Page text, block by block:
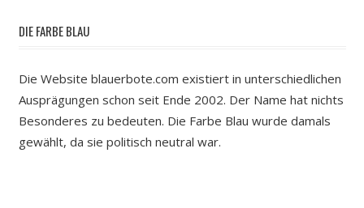
DIE FARBE BLAU
Die Website blauerbote.com existiert in unterschiedlichen
Ausprägungen schon seit Ende 2002. Der Name hat nichts
Besonderes zu bedeuten. Die Farbe Blau wurde damals
gewählt, da sie politisch neutral war.